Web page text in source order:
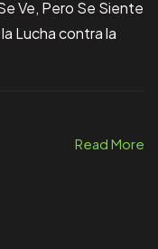
Ve, Pero Se Siente
Lucha contra la
Read More